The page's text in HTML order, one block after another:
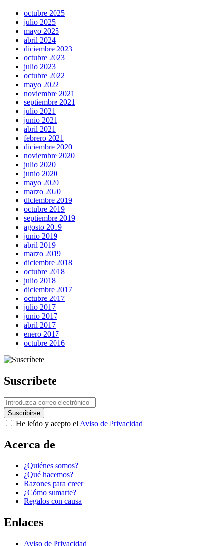
octubre 2025
julio 2025
mayo 2025
abril 2024
diciembre 2023
octubre 2023
julio 2023
octubre 2022
mayo 2022
noviembre 2021
septiembre 2021
julio 2021
junio 2021
abril 2021
febrero 2021
diciembre 2020
noviembre 2020
julio 2020
junio 2020
mayo 2020
marzo 2020
diciembre 2019
octubre 2019
septiembre 2019
agosto 2019
junio 2019
abril 2019
marzo 2019
diciembre 2018
octubre 2018
julio 2018
diciembre 2017
octubre 2017
julio 2017
junio 2017
abril 2017
enero 2017
octubre 2016
Suscríbete
He leído y acepto el Aviso de Privacidad
Acerca de
¿Quiénes somos?
¿Qué hacemos?
Razones para creer
¿Cómo sumarte?
Regalos con causa
Enlaces
Aviso de Privacidad